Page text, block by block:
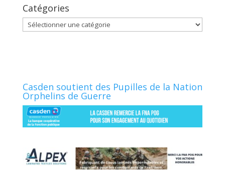
Catégories
Catégories
Casden soutient des Pupilles de la Nation
Orphelins de Guerre